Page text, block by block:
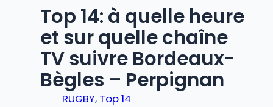
Top 14: à quelle heure
et sur quelle chaîne
TV suivre Bordeaux-
Bègles – Perpignan
RUGBY, Top 14